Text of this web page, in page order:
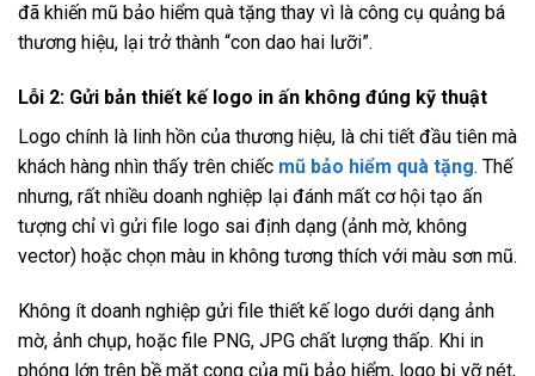
đã khiến mũ bảo hiểm quà tặng thay vì là công cụ quảng bá
thương hiệu, lại trở thành “con dao hai lưỡi”.
Lỗi 2: Gửi bản thiết kế logo in ấn không đúng kỹ thuật
Logo chính là linh hồn của thương hiệu, là chi tiết đầu tiên mà
khách hàng nhìn thấy trên chiếc mũ bảo hiểm quà tặng. Thế
nhưng, rất nhiều doanh nghiệp lại đánh mất cơ hội tạo ấn
tượng chỉ vì gửi file logo sai định dạng (ảnh mờ, không
vector) hoặc chọn màu in không tương thích với màu sơn mũ.
Không ít doanh nghiệp gửi file thiết kế logo dưới dạng ảnh
mờ, ảnh chụp, hoặc file PNG, JPG chất lượng thấp. Khi in
phóng lớn trên bề mặt cong của mũ bảo hiểm, logo bị vỡ nét,